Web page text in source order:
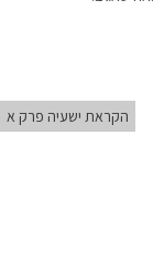
הקראת ישעיה פרק א